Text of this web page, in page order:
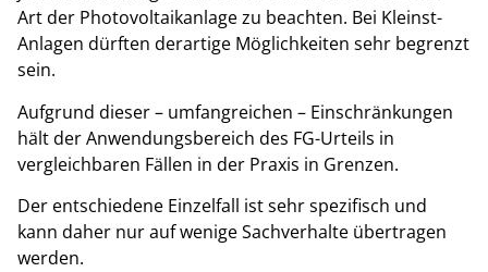
Art der Photovoltaikanlage zu beachten. Bei Kleinst-
Anlagen dürften derartige Möglichkeiten sehr begrenzt
sein.
Aufgrund dieser – umfangreichen – Einschränkungen
hält der Anwendungsbereich des FG-Urteils in
vergleichbaren Fällen in der Praxis in Grenzen.
Der entschiedene Einzelfall ist sehr spezifisch und
kann daher nur auf wenige Sachverhalte übertragen
werden.